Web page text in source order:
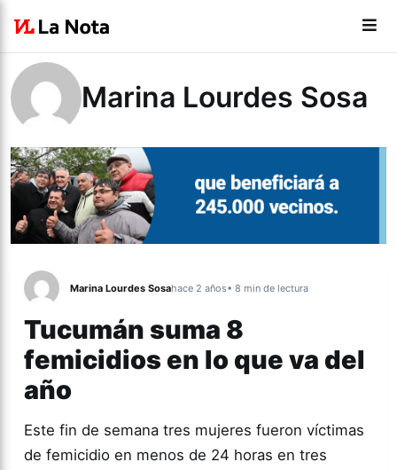
Marina Lourdes Sosa
Marina Lourdes Sosahace 2 años• 8 min de lectura
Tucumán suma 8
femicidios en lo que va del
año
Este fin de semana tres mujeres fueron víctimas
de femicidio en menos de 24 horas en tres